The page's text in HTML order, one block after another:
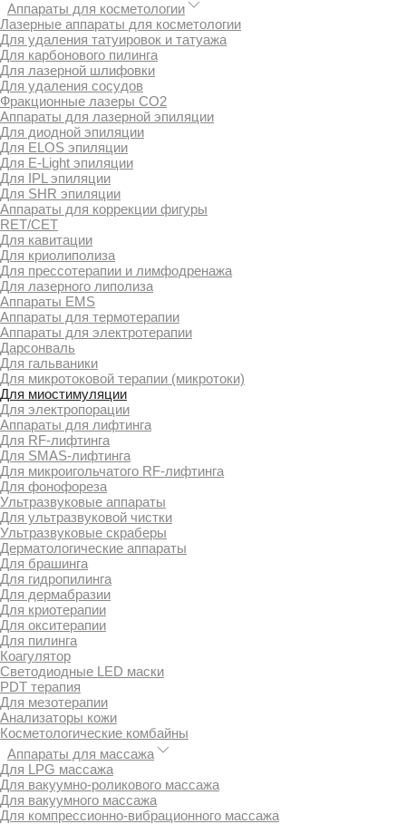
Аппараты для косметологии
Лазерные аппараты для косметологии
Для удаления татуировок и татуажа
Для карбонового пилинга
Для лазерной шлифовки
Для удаления сосудов
Фракционные лазеры СО2
Аппараты для лазерной эпиляции
Для диодной эпиляции
Для ELOS эпиляции
Для E-Light эпиляции
Для IPL эпиляции
Для SHR эпиляции
Аппараты для коррекции фигуры
RET/CET
Для кавитации
Для криолиполиза
Для прессотерапии и лимфодренажа
Для лазерного липолиза
Аппараты EMS
Аппараты для термотерапии
Аппараты для электротерапии
Дарсонваль
Для гальваники
Для микротоковой терапии (микротоки)
Для миостимуляции
Для электропорации
Аппараты для лифтинга
Для RF-лифтинга
Для SMAS-лифтинга
Для микроигольчатого RF-лифтинга
Для фонофореза
Ультразвуковые аппараты
Для ультразвуковой чистки
Ультразвуковые скраберы
Дерматологические аппараты
Для брашинга
Для гидропилинга
Для дермабразии
Для криотерапии
Для окситерапии
Для пилинга
Коагулятор
Светодиодные LED маски
PDT терапия
Для мезотерапии
Анализаторы кожи
Косметологические комбайны
Аппараты для массажа
Для LPG массажа
Для вакуумно-роликового массажа
Для вакуумного массажа
Для компрессионно-вибрационного массажа